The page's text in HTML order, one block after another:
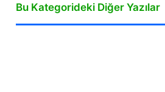
Bu Kategorideki Diğer Yazılar